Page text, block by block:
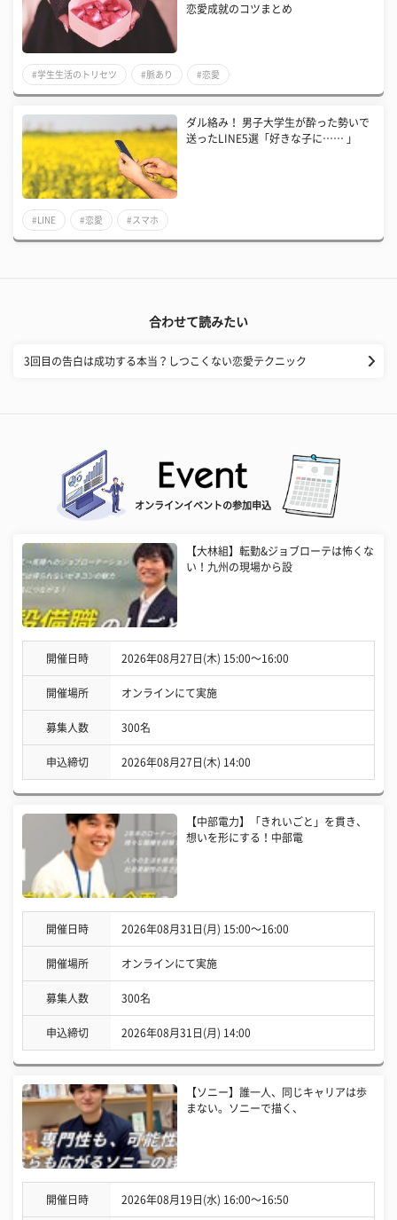
恋愛成就のコツまとめ
#学生生活のトリセツ #脈あり #恋愛
ダル絡み！ 男子大学生が酔った勢いで
送ったLINE5選「好きな子に…… 」
#LINE #恋愛 #スマホ
合わせて読みたい
3回目の告白は成功する本当？しつこくない恋愛テクニック
オンラインイベントの参加申込
【大林組】転勤&ジョブローテは怖くな
い！九州の現場から設
開催日時 2026年08月27日(木) 15:00〜16:00
開催場所 オンラインにて実施
募集人数 300名
申込締切 2026年08月27日(木) 14:00
【中部電力】「きれいごと」を貫き、
想いを形にする！中部電
開催日時 2026年08月31日(月) 15:00〜16:00
開催場所 オンラインにて実施
募集人数 300名
申込締切 2026年08月31日(月) 14:00
【ソニー】誰一人、同じキャリアは歩
まない。ソニーで描く、
開催日時 2026年08月19日(水) 16:00〜16:50